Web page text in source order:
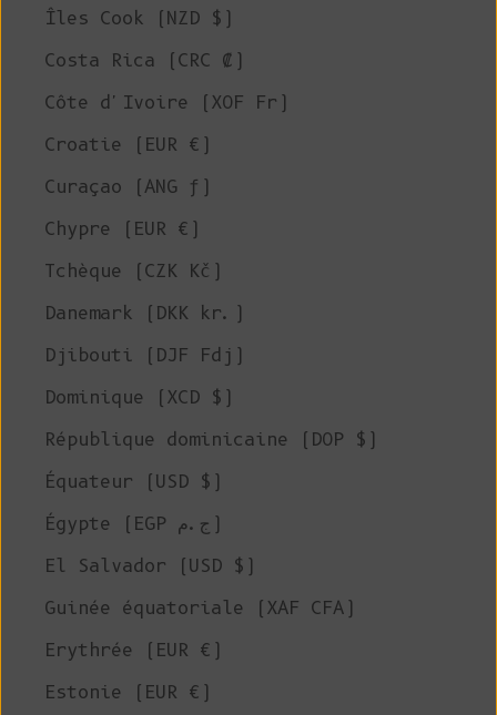
Îles Cook (NZD $)
Costa Rica (CRC ₡)
Côte d'Ivoire (XOF Fr)
Croatie (EUR €)
Curaçao (ANG ƒ)
Chypre (EUR €)
Tchèque (CZK Kč)
Danemark (DKK kr.)
Djibouti (DJF Fdj)
Dominique (XCD $)
République dominicaine (DOP $)
Équateur (USD $)
Égypte (EGP ج.م)
El Salvador (USD $)
Guinée équatoriale (XAF CFA)
Erythrée (EUR €)
Estonie (EUR €)